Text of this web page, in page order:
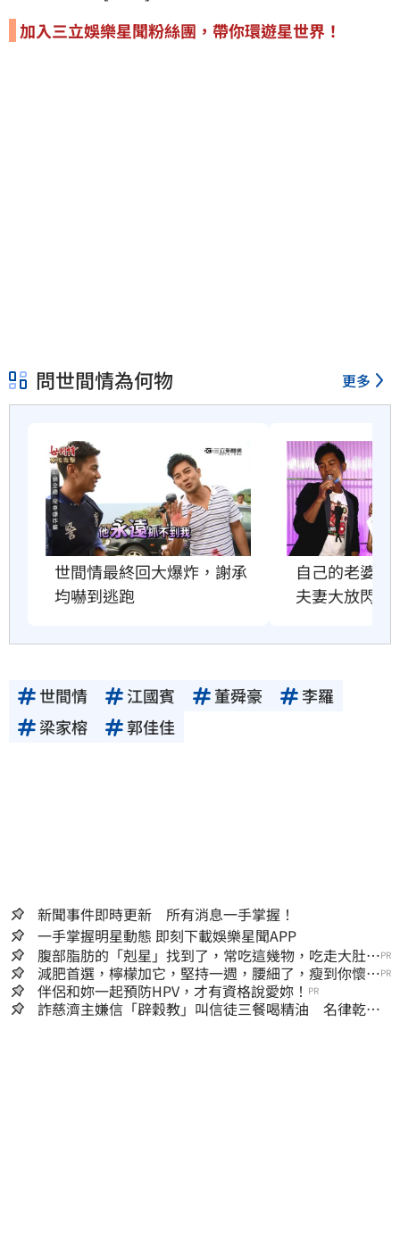
加入三立娛樂星聞粉絲團，帶你環遊星世界！
問世間情為何物 更多
世間情最終回大爆炸，謝承
均嚇到逃跑
自己的老婆自
夫妻大放閃
世間情 江國賓 董舜豪
李羅
梁家榕
郭佳佳
新聞事件即時更新 所有消息一手掌握！
一手掌握明星動態 即刻下載娛樂星聞APP
腹部脂肪的「剋星」找到了，常吃這幾物，吃走大肚
囊，瘦出小蠻腰
PR
減肥首選，檸檬加它，堅持一週，腰細了，瘦到你懷疑
人生
PR
伴侶和妳一起預防HPV，才有資格說愛妳！ PR
詐慈濟主嫌信「辟穀教」叫信徒三餐喝精油 名律乾女